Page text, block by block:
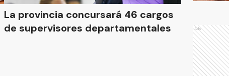
La provincia concursará 46 cargos
de supervisores departamentales
Ads